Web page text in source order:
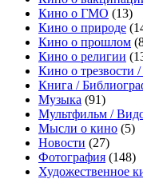
Кино о ГМО (13)
Кино о природе
Кино о прошлом
Кино о религии
Кино о трезвости
Книга /
Музыка (91)
Мультфильм /
Мысли о кино (5)
Новости (27)
Фотография (148)
Художественное